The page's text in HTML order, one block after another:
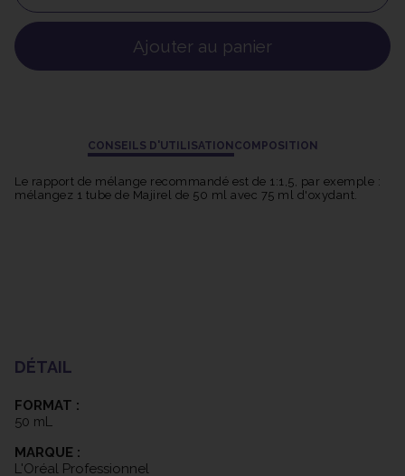
Ajouter au panier
CONSEILS D'UTILISATION COMPOSITION
Le rapport de mélange recommandé est de 1:1,5, par exemple :
mélangez 1 tube de Majirel de 50 ml avec 75 ml d'oxydant.
DÉTAIL
FORMAT :
50 mL
MARQUE :
L'Oréal Professionnel